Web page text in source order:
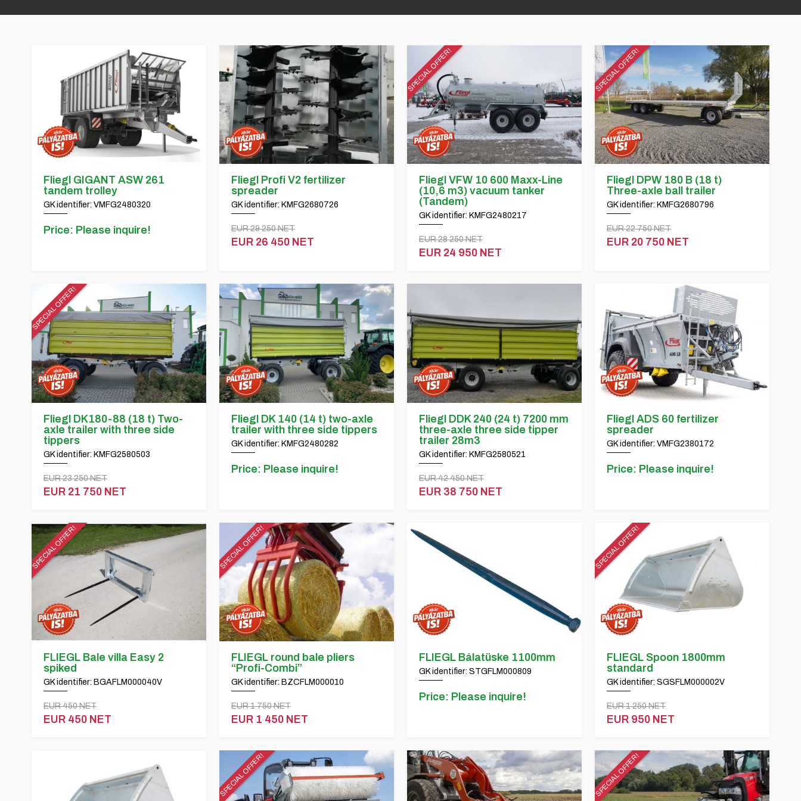
Fliegl GIGANT ASW 261
tandem trolley
GK identifier: VMFG2480320
Price: Please inquire!
Fliegl Profi V2 fertilizer
spreader
GK identifier: KMFG2680726
EUR 29 250 NET
EUR 26 450 NET
SPECIAL OFFER!
Fliegl VFW 10 600 Maxx-Line
(10,6 m3) vacuum tanker
(Tandem)
GK identifier: KMFG2480217
EUR 28 250 NET
EUR 24 950 NET
SPECIAL OFFER!
Fliegl DPW 180 B (18 t)
Three-axle ball trailer
GK identifier: KMFG2680796
EUR 22 750 NET
EUR 20 750 NET
SPECIAL OFFER!
Fliegl DK180-88 (18 t) Two-
axle trailer with three side
tippers
GK identifier: KMFG2580503
EUR 23 250 NET
EUR 21 750 NET
Fliegl DK 140 (14 t) two-axle
trailer with three side tippers
GK identifier: KMFG2480282
Price: Please inquire!
Fliegl DDK 240 (24 t) 7200 mm
three-axle three side tipper
trailer 28m3
GK identifier: KMFG2580521
EUR 42 450 NET
EUR 38 750 NET
Fliegl ADS 60 fertilizer
spreader
GK identifier: VMFG2380172
Price: Please inquire!
SPECIAL OFFER!
FLIEGL Bale villa Easy 2
spiked
GK identifier: BGAFLM000040V
EUR 450 NET
EUR 450 NET
SPECIAL OFFER!
FLIEGL round bale pliers
“Profi-Combi”
GK identifier: BZCFLM000010
EUR 1 750 NET
EUR 1 450 NET
FLIEGL Bálatüske 1100mm
GK identifier: STGFLM000809
Price: Please inquire!
SPECIAL OFFER!
FLIEGL Spoon 1800mm
standard
GK identifier: SGSFLM000002V
EUR 1 250 NET
EUR 950 NET
SPECIAL OFFER! SPECIAL OFFER!